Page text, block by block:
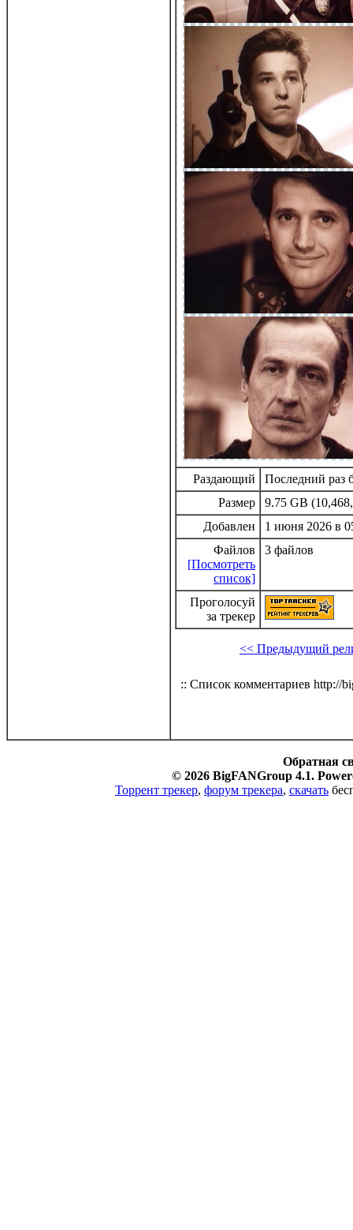
Раздающий
Последний раз
Размер
9.75 GB
Добавлен
1 июня 2026 в
Файлов
[Посмотреть
список]
3 файлов
Проголосуй
за трекер
<< Предыдущий
:: Список комментариев http://
Обратная
© 2026 BigFANGroup 4.1.
Торрент трекер, форум трекера, скачать